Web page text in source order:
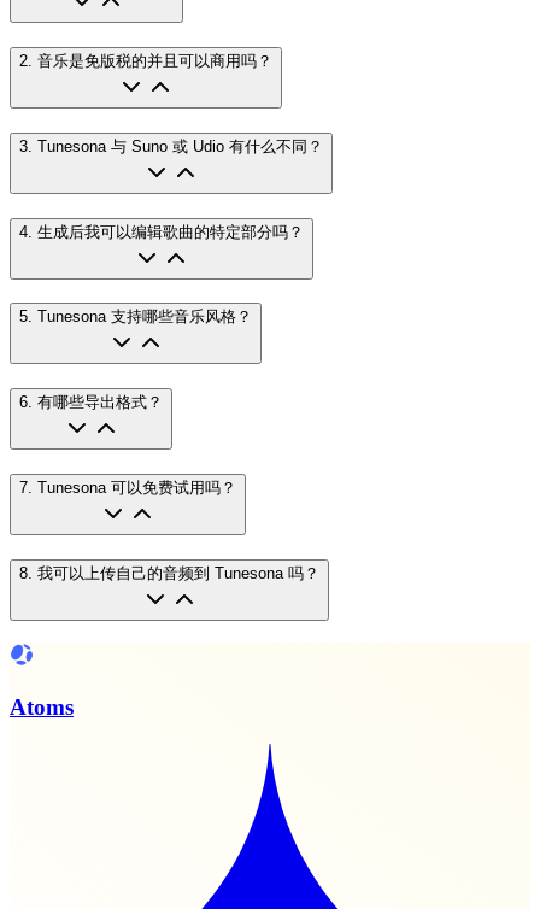
2. 音乐是免版税的并且可以商用吗？
3 Tunesona 与 Suno 或 Udio 有什么不同？
4 生成后我可以编辑歌曲的特定部分吗？
5. Tunesona 支持哪些音乐风格？
6. 有哪些导出格式？
7 Tunesona 可以免费试用吗？
8 我可以上传自己的音频到 Tunesona 吗？
Atoms